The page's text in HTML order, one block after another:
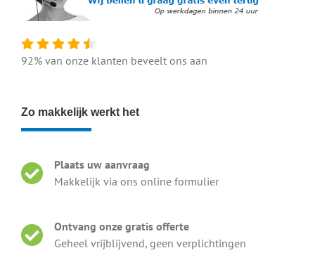
92% van onze klanten beveelt ons aan
Zo makkelijk werkt het
Plaats uw aanvraag
Makkelijk via ons online formulier
Ontvang onze gratis offerte
Geheel vrijblijvend, geen verplichtingen